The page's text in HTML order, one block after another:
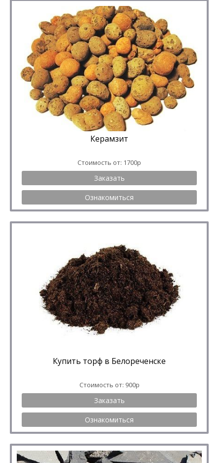
Керамзит
Стоимость от: 1700р
Заказать
Ознакомиться
Купить торф в Белореченске
Стоимость от: 900р
Заказать
Ознакомиться